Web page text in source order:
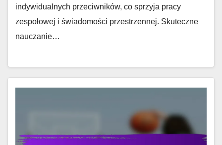
indywidualnych przeciwników, co sprzyja pracy
zespołowej i świadomości przestrzennej. Skuteczne
nauczanie…